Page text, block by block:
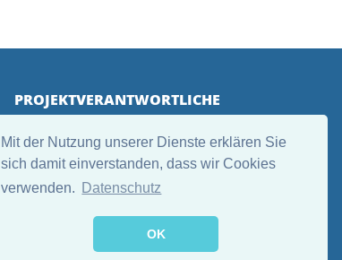
Mit der Nutzung unserer Dienste erklären Sie
sich damit einverstanden, dass wir Cookies
verwenden.
Datenschutz
OK
PROJEKTVERANTWORTLICHE